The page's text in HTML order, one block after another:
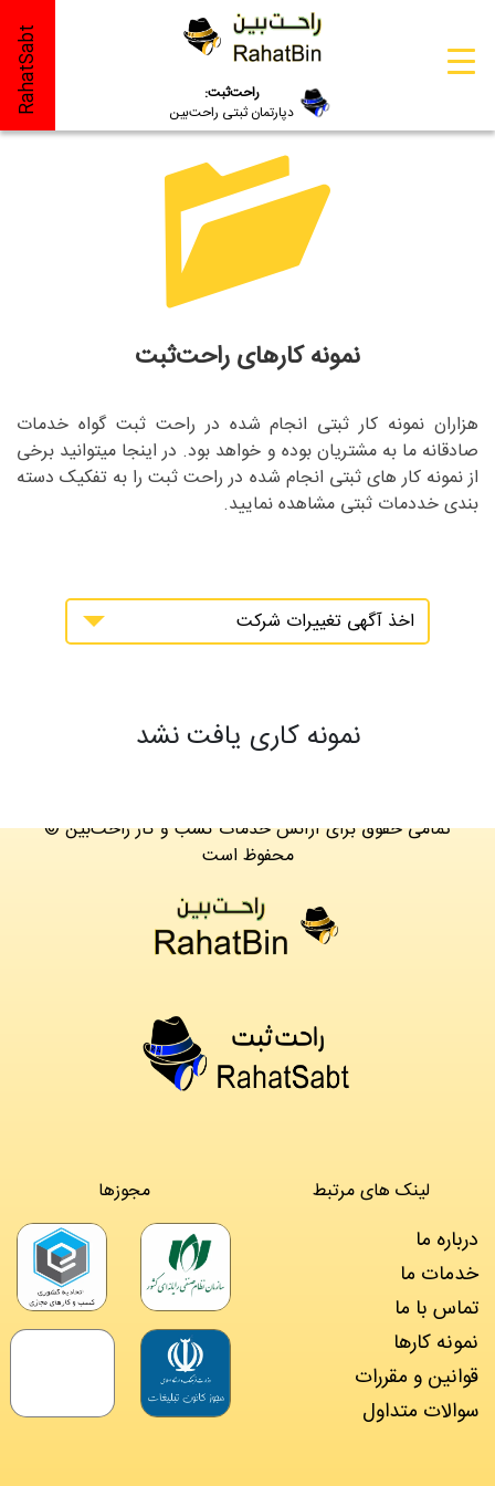
راحت‌ثبت:
دپارتمان ثبتی راحت‌بین
RahatSabt
نمونه کارهای راحت‌ثبت
هزاران نمونه کار ثبتی انجام شده در راحت ثبت گواه خدمات
صادقانه ما به مشتریان بوده و خواهد بود. در اینجا میتوانید برخی
از نمونه کار های ثبتی انجام شده در راحت ثبت را به تفکیک دسته
بندی خددمات ثبتی مشاهده نمایید.
اخذ آگهی تغییرات شرکت
نمونه کاری یافت نشد
© تمامی حقوق برای آژانس خدمات کسب و کار راحت‌بین
محفوظ است
مجوزها لینک های مرتبط
درباره ما
خدمات ما
تماس با ما
نمونه کارها
قوانین و مقررات
سوالات متداول